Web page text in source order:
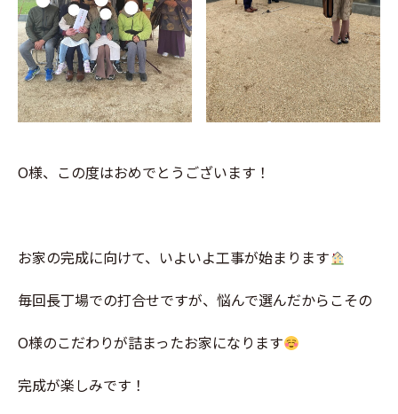
O様、この度はおめでとうございます！
お家の完成に向けて、いよいよ工事が始まります
毎回長丁場での打合せですが、悩んで選んだからこその
O様のこだわりが詰まったお家になります
完成が楽しみです！